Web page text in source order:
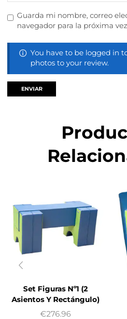
Guarda mi nombre, correo
navegador para la próxima
You have to be logged in
photos to your review.
Set Figuras Nº1 (2
Asientos Y Rectángulo)
€276.96